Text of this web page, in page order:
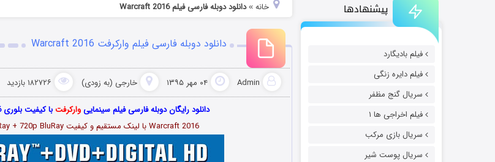
پیشنهادها
فیلم بادیگارد
فیلم دایره زنگی
سریال گنج مظفر
فیلم اخراجی ها ۱
سریال بازی مرکب
سریال پوست شیر
خانه»دانلود دوبله فارسی فیلم Warcraft 2016
دانلود دوبله فارسی فیلم وارکرفت Warcraft 2016
Admin ۰۴ مهر ۱۳۹۵ خارجی (به زودی) ۱۸۲۷۲۶ بازدید
دانلود رایگان دوبله فارسی فیلم سینماییوارکرفتبا کیفیت بلوری Warcraft 2016
Warcraft 2016 با لینک مستقیم و کیفیت 1080p BluRay + 720p BluRay